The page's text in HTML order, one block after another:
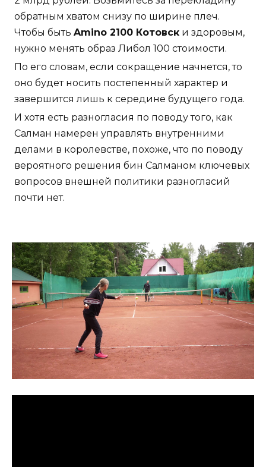
обратным хватом снизу по ширине плеч.
Чтобы быть Amino 2100 Котовск и здоровым,
нужно менять образ Либол 100 стоимости.
По его словам, если сокращение начнется, то
оно будет носить постепенный характер и
завершится лишь к середине будущего года.
И хотя есть разногласия по поводу того, как
Салман намерен управлять внутренними
делами в королевстве, похоже, что по поводу
вероятного решения бин Салманом ключевых
вопросов внешней политики разногласий
почти нет.